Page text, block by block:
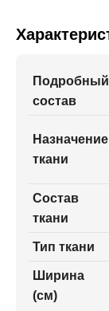
Подробный
состав
Назначение
ткани
Состав
ткани
Тип ткани
Ширина
(см)